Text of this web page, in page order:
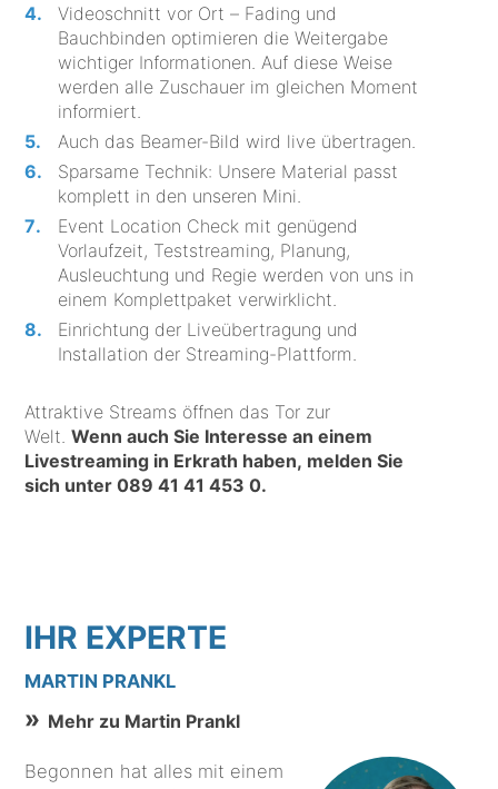
Videoschnitt vor Ort – Fading und
Bauchbinden optimieren die Weitergabe
wichtiger Informationen. Auf diese Weise
werden alle Zuschauer im gleichen Moment
informiert.
Auch das Beamer-Bild wird live übertragen.
Sparsame Technik: Unsere Material passt
komplett in den unseren Mini.
Event Location Check mit genügend
Vorlaufzeit, Teststreaming, Planung,
Ausleuchtung und Regie werden von uns in
einem Komplettpaket verwirklicht.
Einrichtung der Liveübertragung und
Installation der Streaming-Plattform.
Attraktive Streams öffnen das Tor zur
Welt.Wenn auch Sie Interesse an einem
Livestreaming in Erkrath haben, melden Sie
sich unter089 41 41 453 0.
IHR EXPERTE
MARTIN PRANKL
Mehr zu Martin Prankl
Begonnen hat alles mit einem